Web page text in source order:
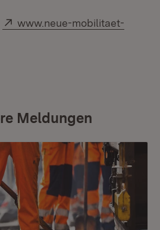
Extern:
www.neue-mobilitaet-
Meldungen